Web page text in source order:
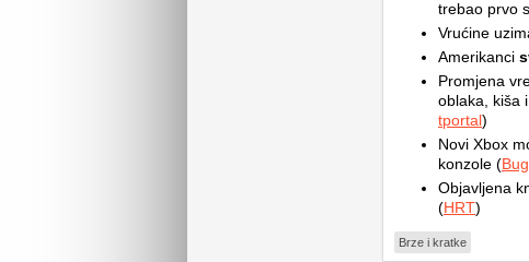
trebao prvo
Vrućine
Amerikanci
Promjena
oblaka, kiša
tportal)
Novi Xbox
konzole (Bug
Objavljena
(HRT)
Brze i kratke